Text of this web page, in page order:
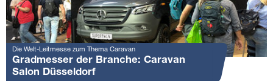
Die Welt-Leitmesse zum Thema Caravan
Gradmesser der Branche: Caravan
Salon Düsseldorf